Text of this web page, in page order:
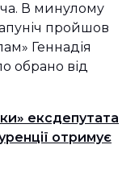
В минулому
пройшов
Геннадія
обрано від
ексдепутата
отримує